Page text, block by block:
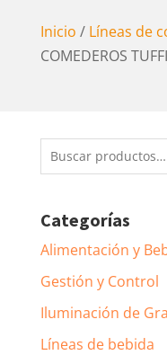
Inicio / Líneas de
COMEDEROS
Buscar
por:
Categorías
Alimentación y
Gestión y Control
Iluminación de
Líneas de bebida